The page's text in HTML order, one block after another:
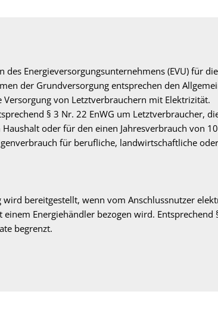
des Energieversorgungsunternehmens (EVU) für
der Grundversorgung entsprechen den
Versorgung von Letztverbrauchern mit Elektrizität.
§ 3 Nr. 22 EnWG um Letztverbraucher,
oder für den einen Jahresverbrauch von
für berufliche, landwirtschaftliche
wird bereitgestellt, wenn vom Anschlussnutzer
Energiehändler bezogen wird. Entsprechend
begrenzt.